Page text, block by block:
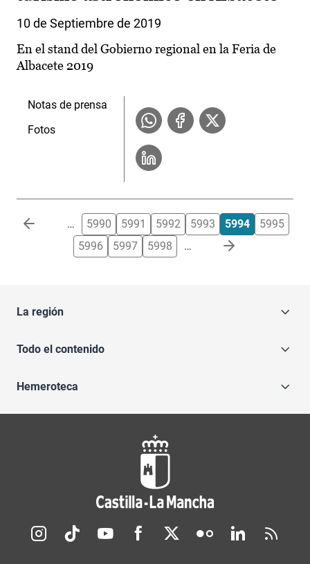
10 de Septiembre de 2019
En el stand del Gobierno regional en la Feria de
Albacete 2019
Notas de prensa
Fotos
Paginación … 5990 5991 5992 5993 5994
5995
5996
5997 5998 …
La región
Todo el contenido
Hemeroteca
Redes sociales JCCM